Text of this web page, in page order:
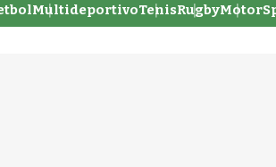
MultideportivoTenisRugby